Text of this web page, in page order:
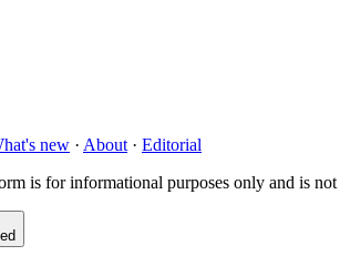
new · About · Editorial
is for informational purposes only and is